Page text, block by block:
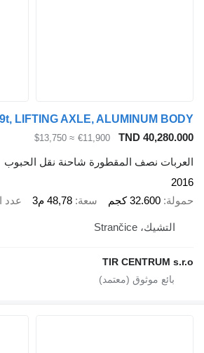
TND 40,280.000
€11,900
≈ $13,750
العربات نصف المقطورة شاحنة نقل الحبوب
2016
حمولة 32.600 كجم سعة 48,78 م3 عدد
التشيك، Strančice
TIR CENTRUM s.r.o